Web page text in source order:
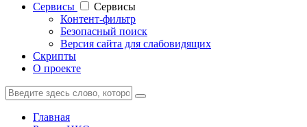
Cервисы
Cервисы
Контент-фильтр
Безопасный поиск
Версия сайта для слабовидящих
Скрипты
О проекте
Главная